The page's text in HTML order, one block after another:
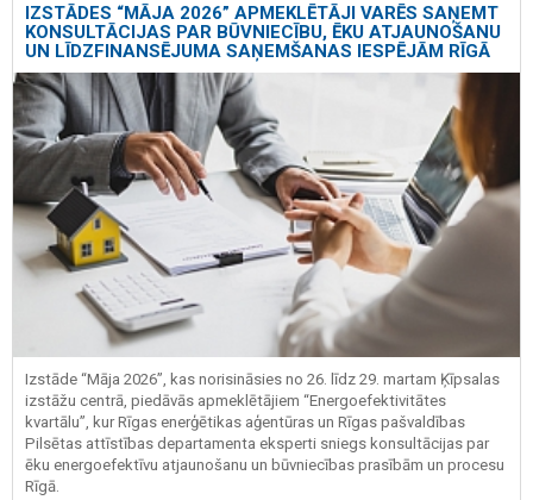
IZSTĀDES “MĀJA 2026” APMEKLĒTĀJI VARĒS SAŅEMT
KONSULTĀCIJAS PAR BŪVNIECĪBU, ĒKU ATJAUNOŠANU
UN LĪDZFINANSĒJUMA SAŅEMŠANAS IESPĒJĀM RĪGĀ
Izstāde “Māja 2026”, kas norisināsies no 26. līdz 29. martam Ķīpsalas
izstāžu centrā, piedāvās apmeklētājiem “Energoefektivitātes
kvartālu”, kur Rīgas enerģētikas aģentūras un Rīgas pašvaldības
Pilsētas attīstības departamenta eksperti sniegs konsultācijas par
ēku energoefektīvu atjaunošanu un būvniecības prasībām un procesu
Rīgā.